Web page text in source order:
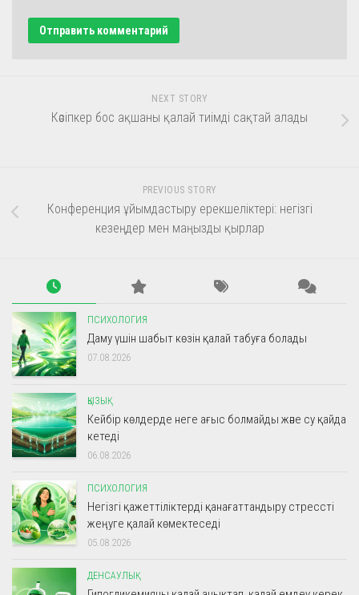
NEXT STORY
Кәсіпкер бос ақшаны қалай тиімді сақтай алады
PREVIOUS STORY
Конференция ұйымдастыру ерекшеліктері: негізгі
кезеңдер мен маңызды қырлар
ПСИХОЛОГИЯ
Даму үшін шабыт көзін қалай табуға болады
07.08.2026
ҚЫЗЫҚ
Кейбір көлдерде неге ағыс болмайды және су қайда
кетеді
06.08.2026
ПСИХОЛОГИЯ
Негізгі қажеттіліктерді қанағаттандыру стрессті
жеңуге қалай көмектеседі
05.08.2026
ДЕНСАУЛЫҚ